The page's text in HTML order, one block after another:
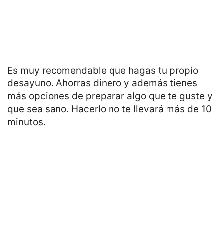
Es muy recomendable que hagas tu propio
desayuno. Ahorras dinero y además tienes
más opciones de preparar algo que te guste y
que sea sano. Hacerlo no te llevará más de 10
minutos.